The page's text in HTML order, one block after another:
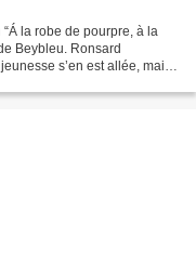
la robe de pourpre, à la
Beybleu. Ronsard
s’en est allée, mais,